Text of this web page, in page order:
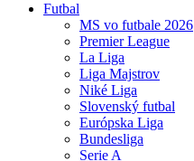
Futbal
MS vo futbale 2026
Premier League
La Liga
Liga Majstrov
Niké Liga
Slovenský futbal
Európska Liga
Bundesliga
Serie A